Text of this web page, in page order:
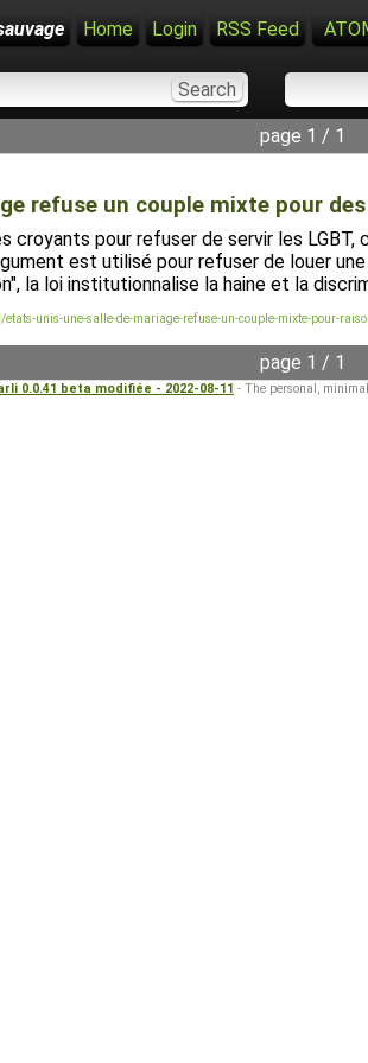
Home Login RSS Feed
page 1 / 1
refuse un couple mixte pour
croyants pour refuser de servir les
est utilisé pour refuser de louer
la loi institutionnalise la haine et la
unis-une-salle-de-mariage-refuse-un-couple-mixte-pour-
page 1 / 1
0.0.41 beta modifiée - 2022-08-11 - The personal,